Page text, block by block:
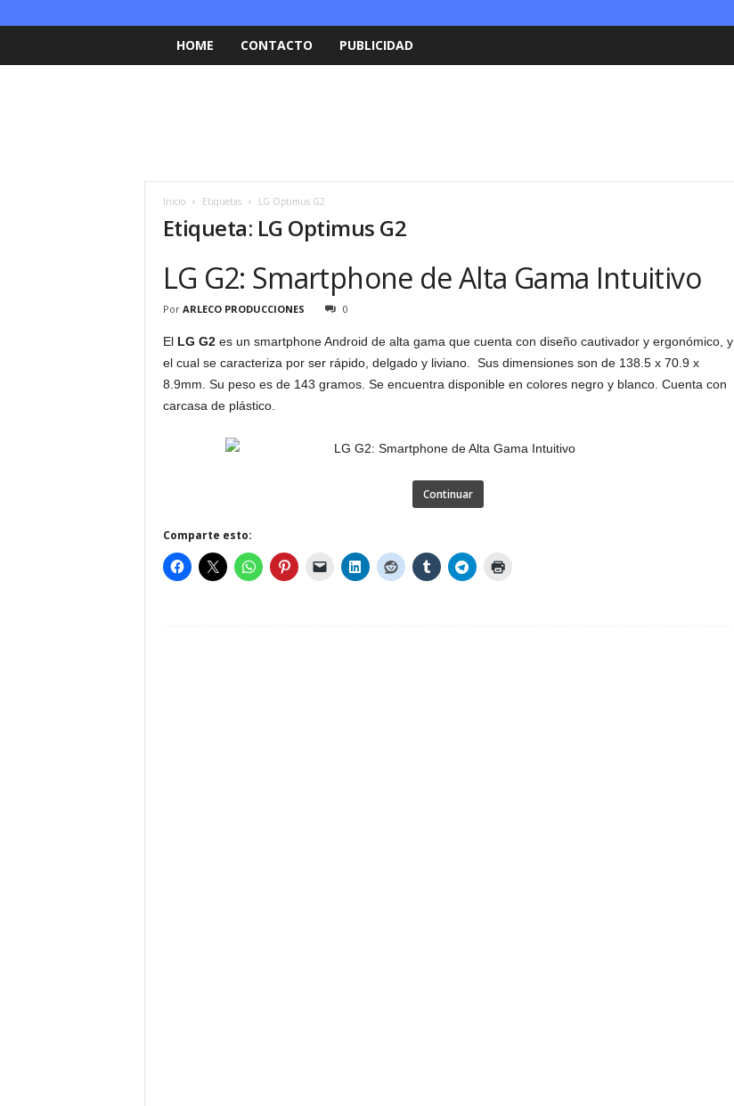
HOME CONTACTO PUBLICIDAD
Inicio Etiquetas LG Optimus G2
Etiqueta: LG Optimus G2
LG G2: Smartphone de Alta Gama Intuitivo
Por ARLECO PRODUCCIONES 0
El LG G2es un smartphone Android de alta gama que cuenta con diseño cautivador y ergonómico, y
el cual se caracteriza por ser rápido, delgado y liviano. Sus dimensiones son de 138.5 x 70.9 x
8.9mm. Su peso es de 143 gramos. Se encuentra disponible en colores negro y blanco. Cuenta con
carcasa de plástico.
Continuar
Comparte esto: